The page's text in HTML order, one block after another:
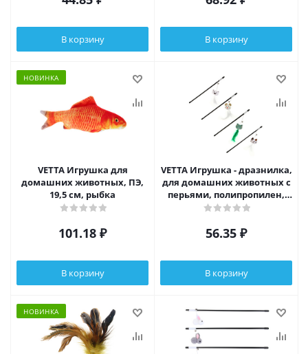
В корзину В корзину
НОВИНКА
VETTA Игрушка для
домашних животных, ПЭ,
19,5 см, рыбка
101.18 ₽
В корзину
VETTA Игрушка - дразнилка,
для домашних животных с
перьями, полипропилен,
плюш, АБС-пластик, 35 см
56.35 ₽
В корзину
НОВИНКА